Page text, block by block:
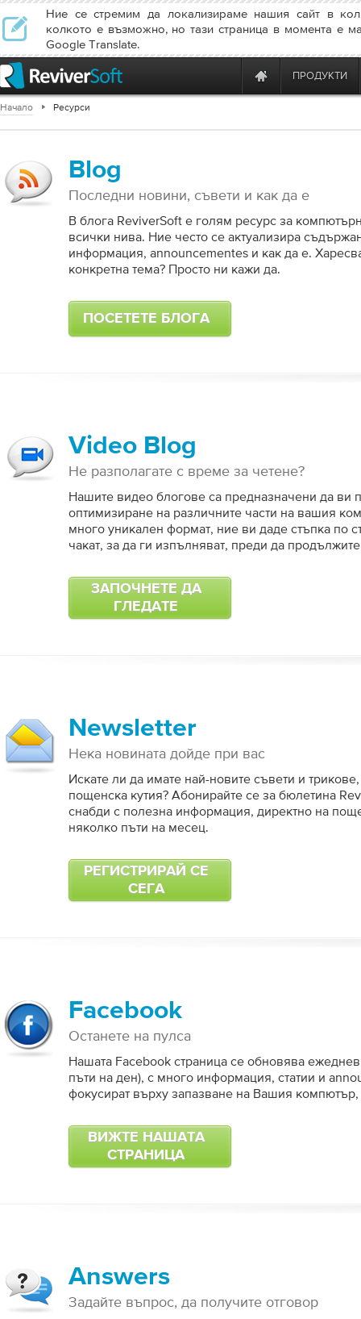
Ние се стремим да локализираме нашия сайт в
колкото е възможно, но тази страница в момента е
Google Translate.
ПРОДУКТИ
Начало Ресурси
Blog
Последни новини, съвети и как да е
В блога ReviverSoft е голям ресурс за
всички нива. Ние често се актуализира
информация, announcementes и как да е.
конкретна тема? Просто ни кажи да.
ПОСЕТЕТЕ БЛОГА
Video Blog
Не разполагате с време за четене?
Нашите видео блогове са предназначени да ви
оптимизиране на различните части на вашия
много уникален формат, ние ви даде стъпка по
чакат, за да ги изпълняват, преди да
ЗАПОЧНЕТЕ ДА
ГЛЕДАТЕ
Newsletter
Нека новината дойде при вас
Искате ли да имате най-новите съвети и
пощенска кутия? Абонирайте се за бюлетина
снабди с полезна информация, директно на
няколко пъти на месец.
РЕГИСТРИРАЙ СЕ
СЕГА
Facebook
Останете на пулса
Нашата Facebook страница се обновява
пъти на ден), с много информация, статии и
фокусират върху запазване на Вашия
ВИЖТЕ НАШАТА
СТРАНИЦА
Answers
Задайте въпрос, да получите отговор